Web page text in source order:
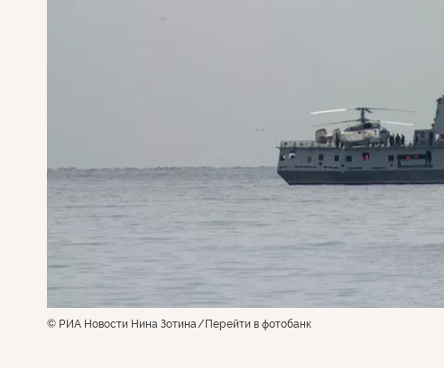
© РИА Новости Нина Зотина Перейти в фотобанк